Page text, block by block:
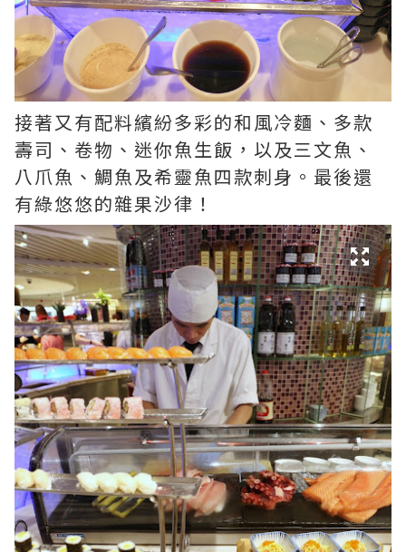
接著又有配料繽紛多彩的和風冷麵、多款
壽司、卷物、迷你魚生飯，以及三文魚、
八爪魚、鯛魚及希靈魚四款刺身。最後還
有綠悠悠的雜果沙律！